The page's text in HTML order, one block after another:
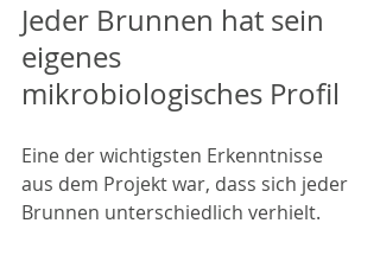
Jeder Brunnen hat sein
eigenes
mikrobiologisches Profil
Eine der wichtigsten Erkenntnisse
aus dem Projekt war, dass sich jeder
Brunnen unterschiedlich verhielt.